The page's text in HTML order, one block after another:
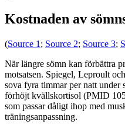
Kostnaden av
(Source 1 ; Source 2; Source 3;
När längre sömn kan förbättra
motsatsen. Spiegel, Leproult
sova fyra timmar per natt under
förhöjt kvällskortisol (PMID
som passar dåligt ihop med
träningsanpassning.